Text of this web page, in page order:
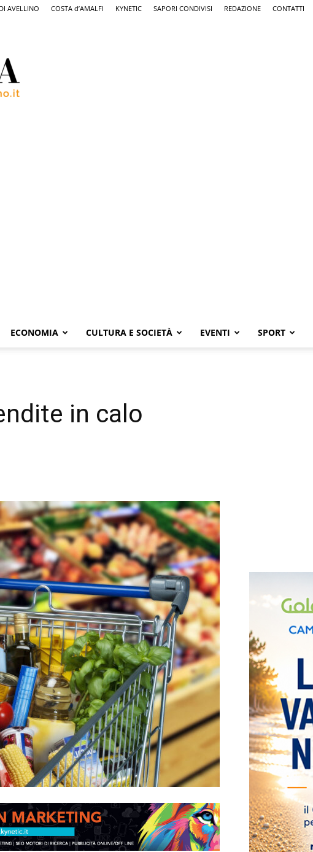
AVELLINO COSTA d’AMALFI KYNETIC SAPORI CONDIVISI REDAZIONE CONTATTI
ECONOMIA CULTURA E SOCIETÀ EVENTI SPORT
in calo